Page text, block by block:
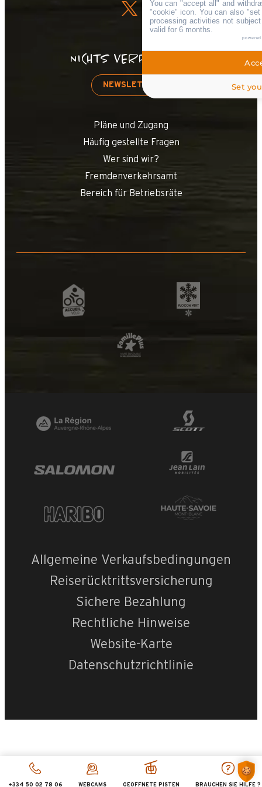
NICHTS VERPASSEN!
NEWSLETTER
Pläne und Zugang
Häufig gestellte Fragen
Wer sind wir?
Fremdenverkehrsamt
Bereich für Betriebsräte
Allgemeine Verkaufsbedingungen
Reiserücktrittsversicherung
Sichere Bezahlung
Rechtliche Hinweise
Website-Karte
Datenschutzrichtlinie
+334 50 02 78 06 WEBCAMS GEÖFFNETE PISTEN BRAUCHEN SIE HILFE ?
You can "accept all" and
"cookie" icon . You can also
processing activities not
valid for 6 months.
Set